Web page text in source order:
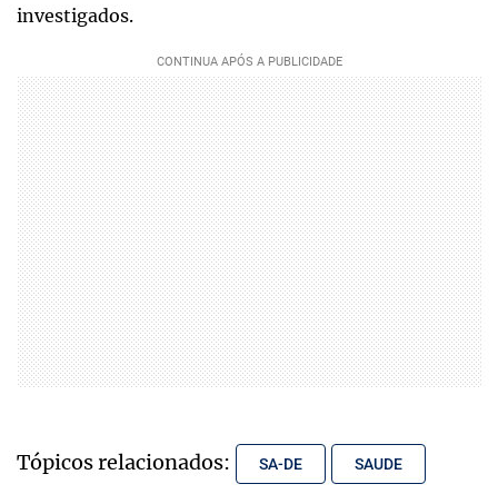
investigados.
Tópicos relacionados: SA-DE SAUDE